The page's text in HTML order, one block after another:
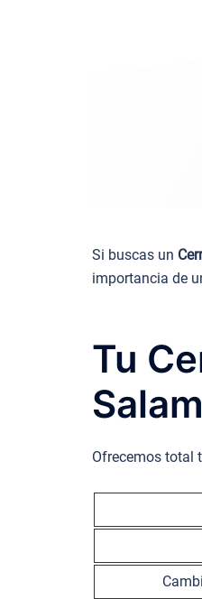
Si buscas un
importancia de
Tu
Ofrecemos total